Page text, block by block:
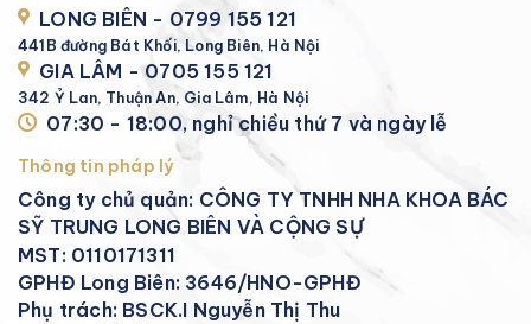
LONG BIÊN - 0799 155 121
441B đường Bát Khối, Long Biên, Hà Nội
GIA LÂM - 0705 155 121
342 Ỷ Lan, Thuận An, Gia Lâm, Hà Nội
07:30 - 18:00, nghỉ chiều thứ 7 và ngày lễ
Thông tin pháp lý
Công ty chủ quản: CÔNG TY TNHH NHA KHOA BÁC
SỸ TRUNG LONG BIÊN VÀ CỘNG SỰ
MST: 0110171311
GPHĐ Long Biên: 3646/HNO-GPHĐ
Phụ trách: BSCK.I Nguyễn Thị Thu